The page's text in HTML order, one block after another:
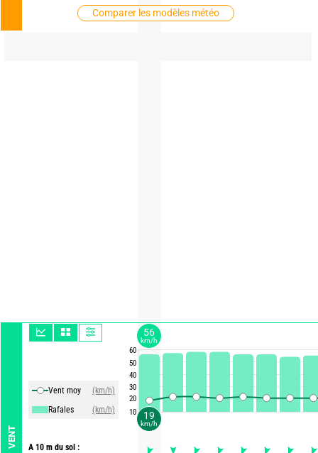
Comparer les modèles météo
VENT
Vent moy
(km/h)
Rafales
(km/h)
A 10 m du sol :
60
50
40
30
20
10
19
km/h
56
km/h